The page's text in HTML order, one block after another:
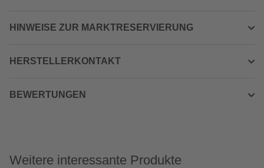
HINWEISE ZUR MARKTRESERVIERUNG
HERSTELLERKONTAKT
BEWERTUNGEN
Weitere interessante Produkte